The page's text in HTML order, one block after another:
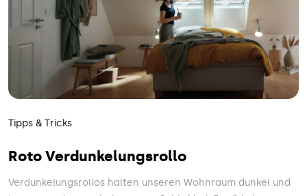
Tipps & Tricks
Roto Verdunkelungsrollo
Verdunkelungsrollos halten unseren Wohnraum dunkel und